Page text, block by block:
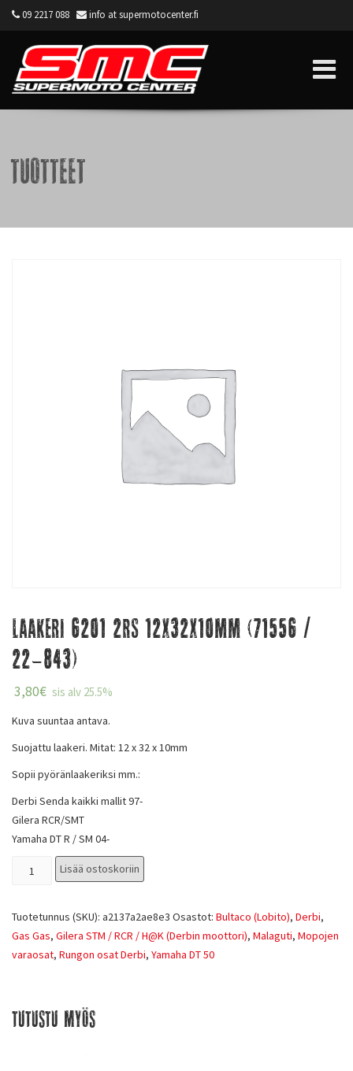
09 2217 088 info at supermotocenter.fi
Tuotteet
Laakeri 6201 2RS 12x32x10mm (71556 /
22-843)
3,80€ sis alv 25.5%
Kuva suuntaa antava.
Suojattu laakeri. Mitat: 12 x 32 x 10mm
Sopii pyöränlaakeriksi mm.:
Derbi Senda kaikki mallit 97-
Gilera RCR/SMT
Yamaha DT R / SM 04-
Lisää ostoskoriin
Tuotetunnus (SKU): a2137a2ae8e3 Osastot: Bultaco (Lobito), Derbi,
Gas Gas, Gilera STM / RCR / H@K (Derbin moottori), Malaguti, Mopojen
varaosat, Rungon osat Derbi, Yamaha DT 50
Tutustu myös